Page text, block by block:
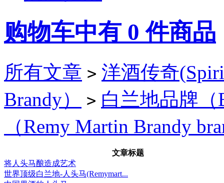
购物车中有 0 件商品
所有文章 > 洋酒传奇
Brandy）
> 白兰地品牌（
（Remy Martin Brandy
文章标题
将人头马酿造成艺术
世界顶级白兰地-人头马(Remymart...